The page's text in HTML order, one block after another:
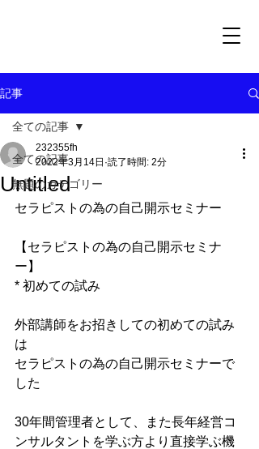
記事
全ての記事
無題のカテゴリー
全ての記事
Untitled
232355fh
2022年3月14日 読了時間: 2分
セラピストの為の自己開示セミナー
【セラピストの為の自己開示セミナ
ー】
* 初めての試み
外部講師をお招きしての初めての試み
は
セラピストの為の自己開示セミナーで
した
30年間管理者として、また長年経営コ
ンサルタントを学ぶ方より直接学ぶ機